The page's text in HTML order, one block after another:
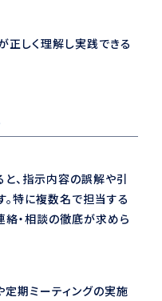
正しく理解し実践できる
、指示内容の誤解や引
。特に複数名で担当する
絡・相談の徹底が求めら
定期ミーティングの実施